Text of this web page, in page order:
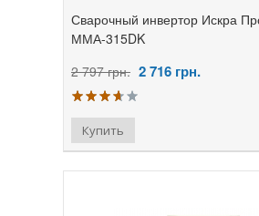
Сварочный инвертор Искра
ММА-315DK
2 797 грн. 2 716 грн.